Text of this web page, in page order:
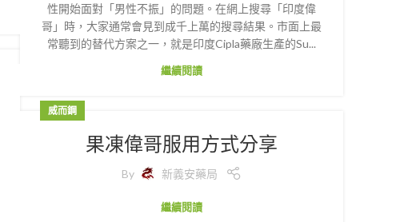
性開始面對「男性不振」的問題。在網上搜尋「印度偉
哥」時，大家通常會見到成千上萬的搜尋結果。市面上最
常聽到的替代方案之一，就是印度Cipla藥廠生產的Su...
繼續閱讀
威而鋼
果凍偉哥服用方式分享
By 新義安藥局
繼續閱讀